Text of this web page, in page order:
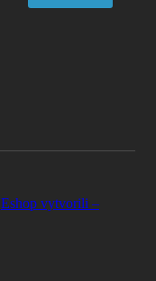
Eshop vytvorili –